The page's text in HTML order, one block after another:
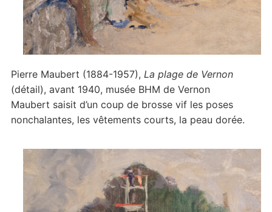
Pierre Maubert (1884-1957), La plage de Vernon
(détail), avant 1940, musée BHM de Vernon
Maubert saisit d’un coup de brosse vif les poses
nonchalantes, les vêtements courts, la peau dorée.